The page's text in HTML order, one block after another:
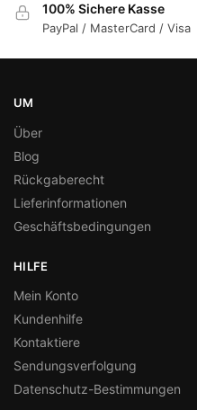
100% Sichere Kasse
PayPal / MasterCard / Visa
UM
Über
Blog
Rückgaberecht
Lieferinformationen
Geschäftsbedingungen
HILFE
Mein Konto
Kundenhilfe
Kontaktiere
Sendungsverfolgung
Datenschutz-Bestimmungen